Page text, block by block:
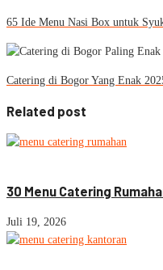
65 Ide Menu Nasi Box untuk
Catering di Bogor Yang Enak
Related post
30 Menu Catering
Juli 19, 2026